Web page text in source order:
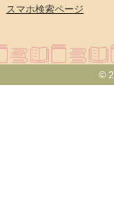
スマホ検索ページ
©